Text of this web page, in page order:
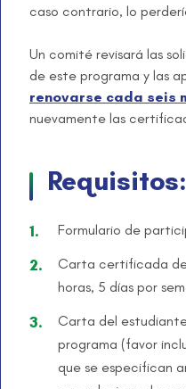
caso contrario, lo
Un comité revisará las
de este programa y las
renovarse cada seis
nuevamente las
Requisitos:
Formulario de
Carta certificada
horas, 5 días por
Carta del
programa (favor
que se especifican